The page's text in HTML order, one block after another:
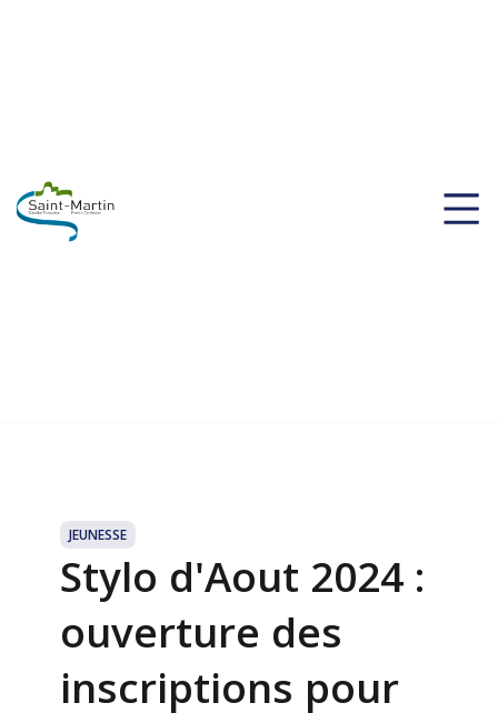
JEUNESSE
Stylo d'Aout 2024 :
ouverture des
inscriptions pour